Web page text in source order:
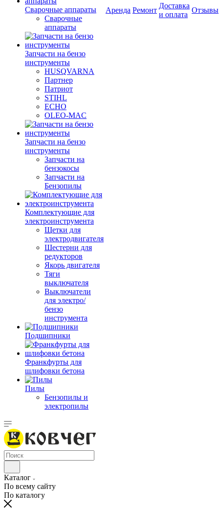
Сварочные аппараты
Сварочные
аппараты
Запчасти на бензо
инструменты
HUSQVARNA
Партнер
Патриот
STIHL
ECHO
OLEO-MAC
Запчасти на бензо
инструменты
Запчасти на
бензокосы
Запчасти на
Бензопилы
Комплектующие для
электроинструмента
Щетки для
электродвигателя
Шестерни для
редукторов
Якорь двигателя
Тяги
выключателя
Выключатели
для электро/
бензо
инструмента
Подшипники
Франкфурты для
шлифовки бетона
Пилы
Бензопилы и
электропилы
Аренда Ремонт
Доставка
и оплата
Отзывы
Каталог
По всему сайту
По каталогу